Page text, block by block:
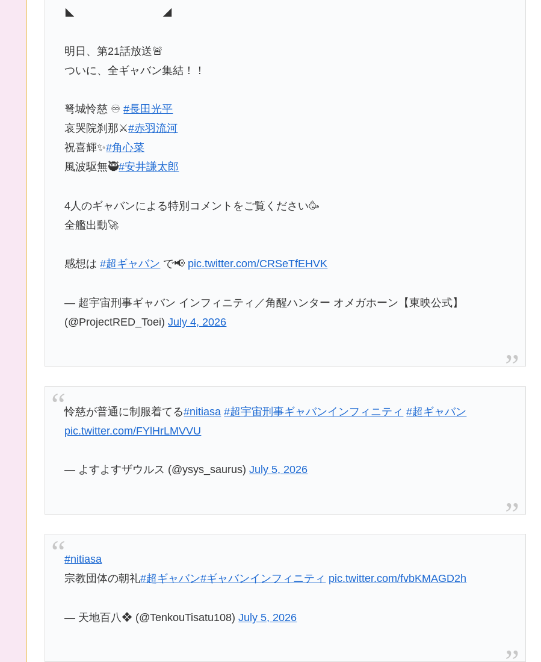
◣ ◢
明日、第21話放送🚨
ついに、全ギャバン集結！！
弩城怜慈 ♾#長田光平
哀哭院刹那⚔️#赤羽流河
祝喜輝✨#角心菜
風波駆無🥷#安井謙太郎
4人のギャバンによる特別コメントをご覧ください🥳
全艦出動🚀
感想は#超ギャバン で📢 pic.twitter.com/CRSeTfEHVK
— 超宇宙刑事ギャバン インフィニティ／角醒ハンター オメガホーン【東映公式】
(@ProjectRED_Toei)July 4, 2026
怜慈が普通に制服着てる#nitiasa #超宇宙刑事ギャバンインフィニティ #超ギャバン
pic.twitter.com/FYlHrLMVVU
— よすよすザウルス (@ysys_saurus)July 5, 2026
#nitiasa
宗教団体の朝礼#超ギャバン#ギャバンインフィニティ pic.twitter.com/fvbKMAGD2h
— 天地百八❖ (@TenkouTisatu108)July 5, 2026